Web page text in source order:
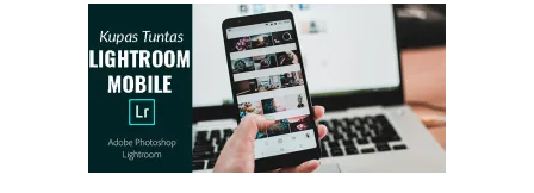
Sederhana:
Memadukan
Foto
Light
Trail
Dengan